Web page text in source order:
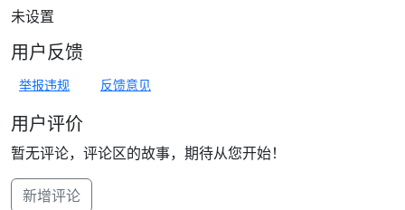
未设置
用户反馈
举报违规 反馈意见
用户评价
暂无评论，评论区的故事，期待从您开始！
新增评论